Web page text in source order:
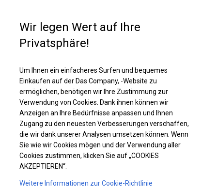
Ganzjähriges Catering-Zelt | 5x16 m
Wir legen Wert auf Ihre
Privatsphäre!
Um Ihnen ein einfacheres Surfen und bequemes
Einkaufen auf der Das Company, -Website zu
ermöglichen, benötigen wir Ihre Zustimmung zur
Verwendung von Cookies. Dank ihnen können wir
Anzeigen an Ihre Bedürfnisse anpassen und Ihnen
Zugang zu den neuesten Verbesserungen verschaffen,
die wir dank unserer Analysen umsetzen können. Wenn
Sie wie wir Cookies mögen und der Verwendung aller
Cookies zustimmen, klicken Sie auf „COOKIES
AKZEPTIEREN“.
Weitere Informationen zur Cookie-Richtlinie